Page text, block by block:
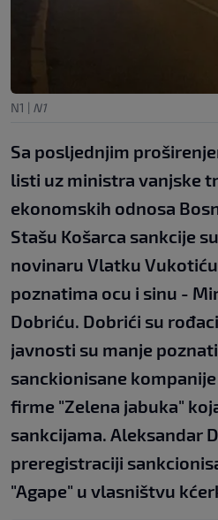
N1 | N1
Sa posljednjim
listi uz ministra vanjske
ekonomskih odnosa
Stašu Košarca sankcije
novinaru Vlatku
poznatima ocu i sinu -
Dobriću. Dobrići su
javnosti su manje
sanckionisane
firme "Zelena jabuka"
sankcijama. Aleksandar
preregistraciji
"Agape" u vlasništvu